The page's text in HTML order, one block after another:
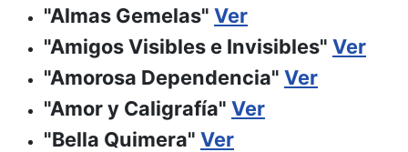
"Almas Gemelas" Ver
"Amigos Visibles e Invisibles" Ver
"Amorosa Dependencia" Ver
"Amor y Caligrafía" Ver
"Bella Quimera" Ver